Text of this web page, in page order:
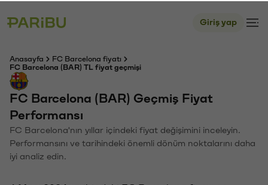
Giriş yap
Anasayfa
FC Barcelona fiyatı
FC Barcelona (BAR) TL fiyat geçmişi
FC Barcelona (BAR) Geçmiş Fiyat
Performansı
FC Barcelona'nın yıllar içindeki fiyat değişimini inceleyin.
Performansını ve tarihindeki önemli dönüm noktalarını daha
iyi analiz edin.